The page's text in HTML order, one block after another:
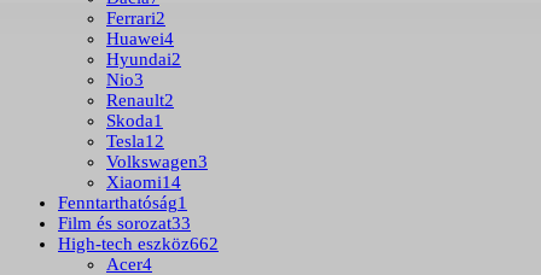
Ferrari2
Huawei4
Hyundai2
Nio3
Renault2
Skoda1
Tesla12
Volkswagen3
Xiaomi14
Fenntarthatóság1
Film és sorozat33
High-tech eszköz662
Acer4